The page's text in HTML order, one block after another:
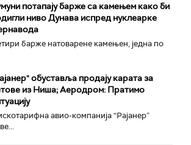
потапају барже са камењем како би
ниво Дунава испред нуклеарке
барже натоварене камењен, једна по
обуставља продају карата за
из Ниша; Аеродром: Пратимо
авио-компанија “Рајанер”